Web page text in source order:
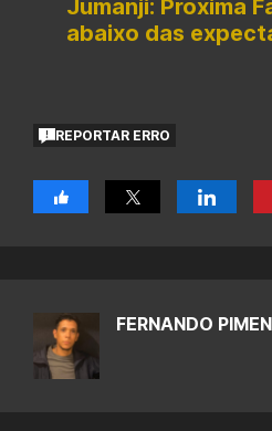
Jumanji: Próxima
abaixo das
REPORTAR ERRO
FERNANDO